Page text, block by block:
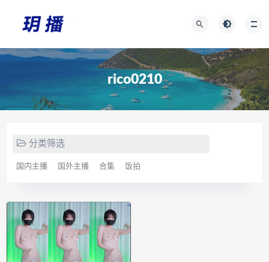
rico0210
分类筛选
国内主播 国外主播 合集 饭拍